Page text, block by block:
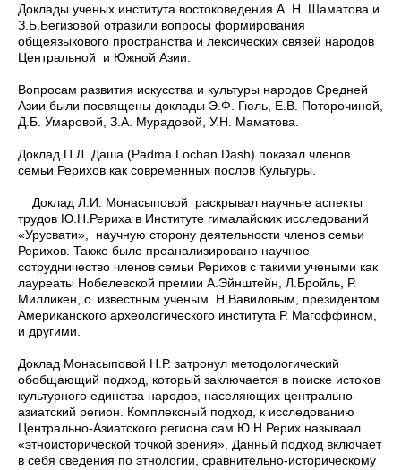
Доклады ученых института востоковедения А. Н. Шаматова и
З.Б.Бегизовой отразили вопросы формирования
общеязыкового пространства и лексических связей народов
Центральной и Южной Азии.
Вопросам развития искусства и культуры народов Средней
Азии были посвящены доклады Э.Ф. Гюль, Е.В. Поторочиной,
Д.Б. Умаровой, З.А. Мурадовой, У.Н. Маматова.
Доклад П.Л. Даша (Padma Lochan Dash) показал членов
семьи Рерихов как современных послов Культуры.
Доклад Л.И. Монасыповой раскрывал научные аспекты
трудов Ю.Н.Рериха в Институте гималайских исследований
«Урусвати», научную сторону деятельности членов семьи
Рерихов. Также было проанализировано научное
сотрудничество членов семьи Рерихов с такими учеными как
лауреаты Нобелевской премии А.Эйнштейн, Л.Бройль, Р.
Милликен, с известным ученым Н.Вавиловым, президентом
Американского археологического института Р. Магоффином,
и другими.
Доклад Монасыповой Н.Р. затронул методологический
обобщающий подход, который заключается в поиске истоков
культурного единства народов, населяющих центрально-
азиатский регион. Комплексный подход, к исследованию
Центрально-Азиатского региона сам Ю.Н.Рерих называал
«этноисторической точкой зрения». Данный подход включает
в себя сведения по этнологии, сравнительно-историческому